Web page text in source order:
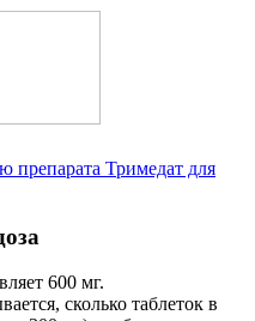
препарата Тримедат для
600 мг.
сколько таблеток в